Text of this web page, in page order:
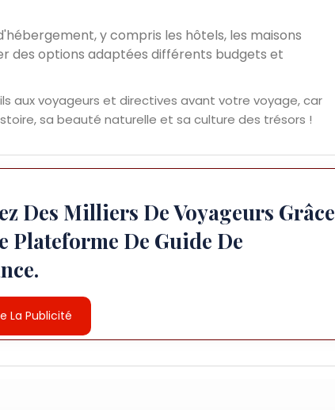
y compris les hôtels, les maisons
des options adaptées différents budgets et
aux voyageurs et directives avant votre voyage, car
sa beauté naturelle et sa culture des trésors !
Des Milliers De Voyageurs Grâce
Plateforme De Guide De
La Publicité